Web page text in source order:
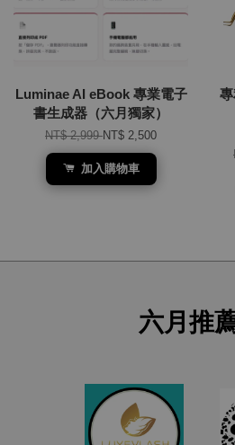
Luminae AI eBook 專業電子
書生成器（六月獨家）
NT$ 2,999NT$ 2,500
加入購物車
六月推